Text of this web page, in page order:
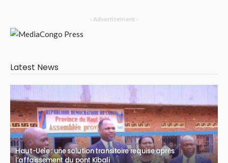
- Advertisement -
Latest News
Haut-Uele : une solution transitoire requise après
l’affaissement du pont Kibali